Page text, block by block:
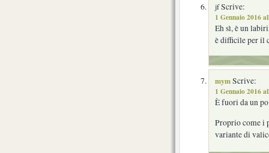
jfScrive:
1 Gennaio 2016
Eh sì, è un
è difficile per il
mymScrive:
1 Gennaio 2016
È fuori da un
Proprio come i
variante di